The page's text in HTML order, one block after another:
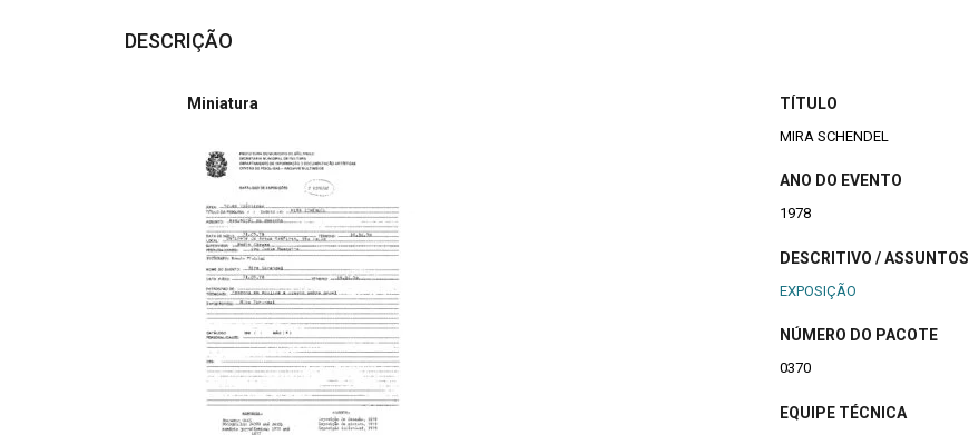
DESCRIÇÃO
Miniatura TÍTULO
MIRA SCHENDEL
ANO DO EVENTO
1978
DESCRITIVO / ASSUNTOS
EXPOSIÇÃO
NÚMERO DO PACOTE
0370
EQUIPE TÉCNICA